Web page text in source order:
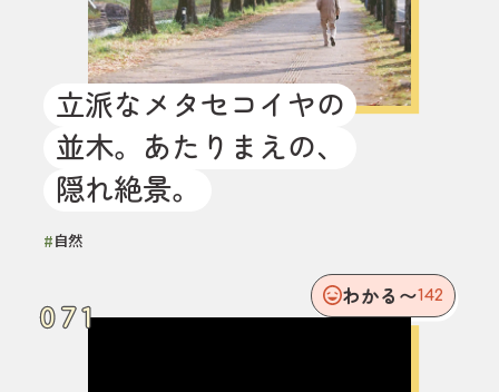
立派なメタセコイヤの
並木。あたりまえの、
隠れ絶景。
#自然
わかる〜142
071
071